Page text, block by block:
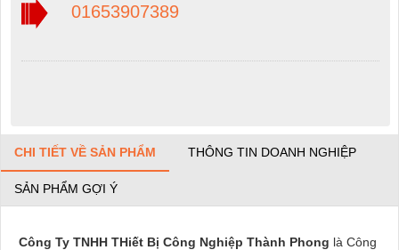
01653907389
CHI TIẾT VỀ SẢN PHẨM THÔNG TIN DOANH NGHIỆP
SẢN PHẨM GỢI Ý
Công Ty TNHH THiết Bị Công Nghiệp Thành Phong là Công